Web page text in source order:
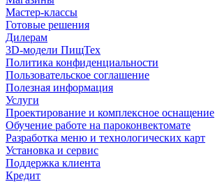
Мастер-классы
Готовые решения
Дилерам
3D-модели ПищТех
Политика конфиденциальности
Пользовательское соглашение
Полезная информация
Услуги
Проектирование и комплексное оснащение
Обучение работе на пароконвектомате
Разработка меню и технологических карт
Установка и сервис
Поддержка клиента
Кредит